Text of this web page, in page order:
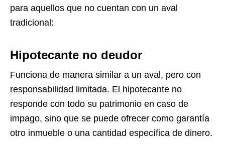
para aquellos que no cuentan con un aval
tradicional:
Hipotecante no deudor
Funciona de manera similar a un aval, pero con
responsabilidad limitada. El hipotecante no
responde con todo su patrimonio en caso de
impago, sino que se puede ofrecer como garantía
otro inmueble o una cantidad específica de dinero.